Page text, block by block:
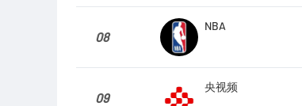
08
NBA
09
央视频